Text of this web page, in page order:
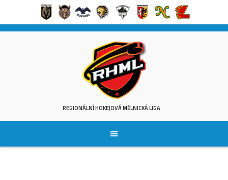
Skip
REGIONÁLNÍ HOKEJOVÁ MĚLNICKÁ LIGA